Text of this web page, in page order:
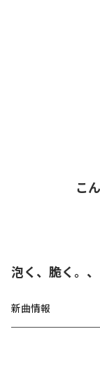
こ
泡く、脆く。、
新曲情報